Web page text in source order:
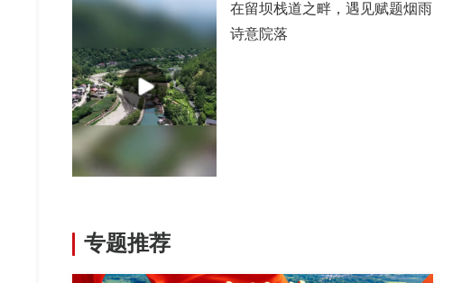
在留坝栈道之畔，遇见赋题烟雨
诗意院落
专题推荐